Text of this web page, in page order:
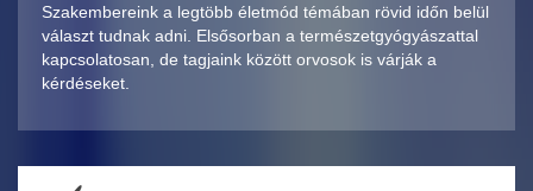
Szakembereink a legtöbb életmód témában rövid időn belül
választ tudnak adni. Elsősorban a természetgyógyászattal
kapcsolatosan, de tagjaink között orvosok is várják a
kérdéseket.